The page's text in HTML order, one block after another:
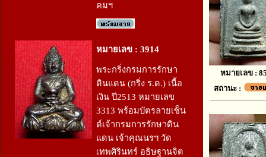
คมฯ
หมายเลข : 3914
พระกริ่งกรมการรักษา
ดินแดน (กริ่ง ร.ด.) เนื้อ
เงิน ปี2513 หมายเลข
3313 พร้อมบัตรลายเซ็น
ต์เจ้ากรมการรักษาดิน
แดน เจ้าคุณนรฯ วัด
เทพศิรินทร์ อธิษฐานจิต
หมายเลข :
สถานะ :